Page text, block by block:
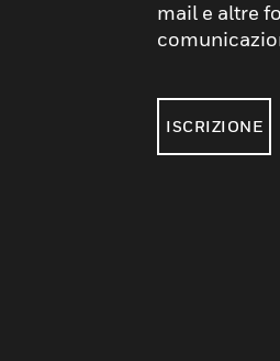
mail e altre
ISCRIZIONE